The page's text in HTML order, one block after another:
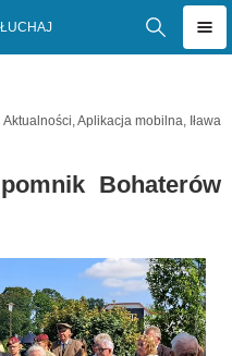
Aktualności,Aplikacja mobilna, Iława
Bohaterów